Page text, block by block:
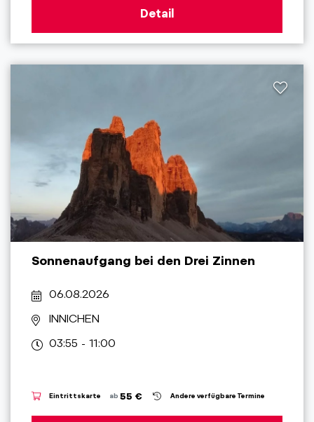
Detail
Sonnenaufgang bei den Drei Zinnen
06.08.2026
INNICHEN
03:55 - 11:00
Eintrittskarte ab 55 € Andere verfügbare Termine